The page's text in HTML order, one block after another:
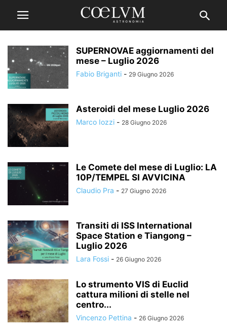
SUPERNOVAE aggiornamenti del
mese – Luglio 2026
Fabio Briganti - 29 Giugno 2026
Asteroidi del mese Luglio 2026
Marco Iozzi - 28 Giugno 2026
Le Comete del mese di Luglio: LA
10P/TEMPEL SI AVVICINA
Claudio Pra - 27 Giugno 2026
Transiti di ISS International
Space Station e Tiangong –
Luglio 2026
Lara Fossi - 26 Giugno 2026
Lo strumento VIS di Euclid
cattura milioni di stelle nel
centro...
Vincenzo Pettina - 26 Giugno 2026